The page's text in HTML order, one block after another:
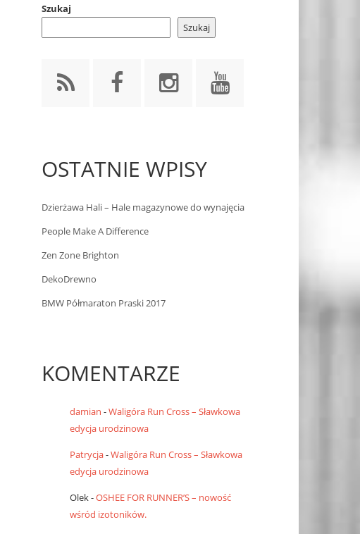
Szukaj
Szukaj
OSTATNIE WPISY
Dzierżawa Hali – Hale magazynowe do wynajęcia
People Make A Difference
Zen Zone Brighton
DekoDrewno
BMW Półmaraton Praski 2017
KOMENTARZE
damian -Waligóra Run Cross – Sławkowa
edycja urodzinowa
Patrycja-Waligóra Run Cross – Sławkowa
edycja urodzinowa
Olek-OSHEE FOR RUNNER’S – nowość
wśród izotoników.